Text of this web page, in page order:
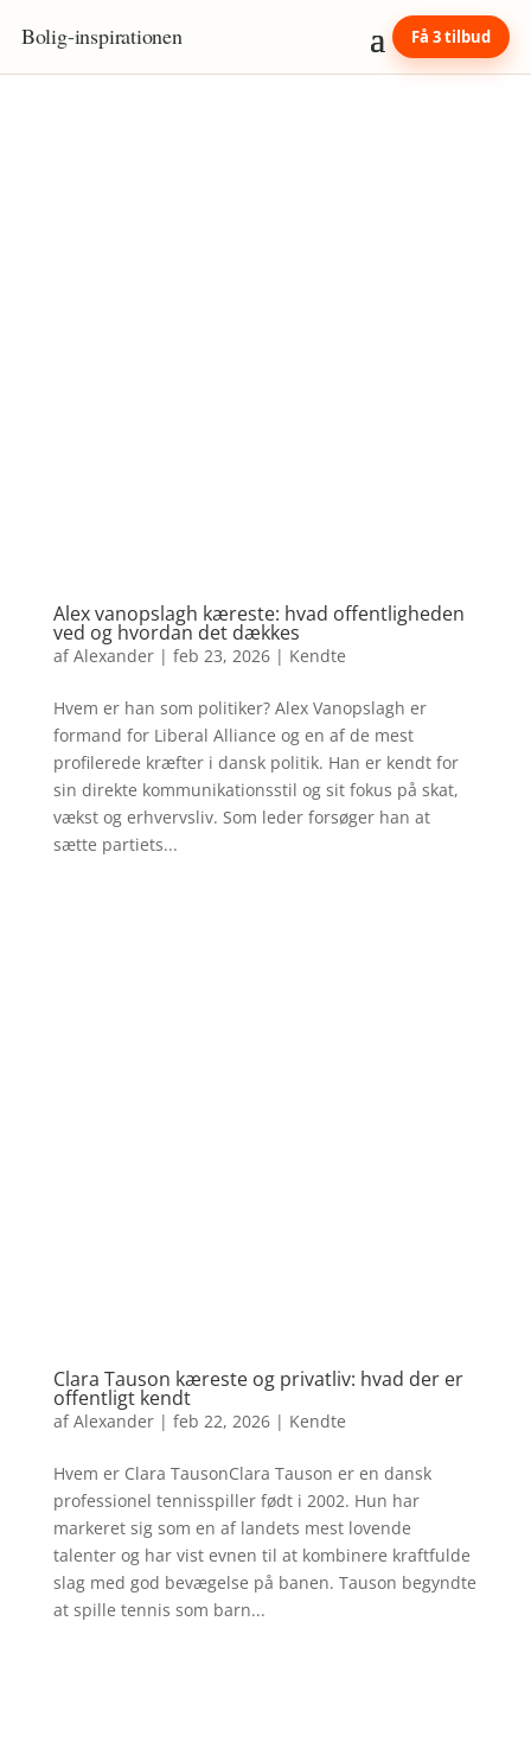
Bolig-inspirationen Få 3 tilbud
Alex vanopslagh kæreste: hvad offentligheden
ved og hvordan det dækkes
afAlexander| feb 23, 2026| Kendte
Hvem er han som politiker? Alex Vanopslagh er
formand for Liberal Alliance og en af de mest
profilerede kræfter i dansk politik. Han er kendt for
sin direkte kommunikationsstil og sit fokus på skat,
vækst og erhvervsliv. Som leder forsøger han at
sætte partiets...
Clara Tauson kæreste og privatliv: hvad der er
offentligt kendt
afAlexander| feb 22, 2026| Kendte
Hvem er Clara TausonClara Tauson er en dansk
professionel tennisspiller født i 2002. Hun har
markeret sig som en af landets mest lovende
talenter og har vist evnen til at kombinere kraftfulde
slag med god bevægelse på banen. Tauson begyndte
at spille tennis som barn...